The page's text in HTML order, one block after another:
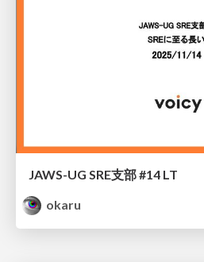
JAWS-UG SRE支部 #14 LT
okaru